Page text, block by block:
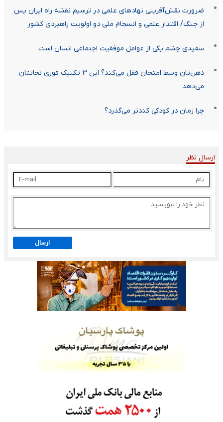
ضرورت نقش‌آفرینی نهادهای علمی در ترسیم نقشه راه ایران پس
از جنگ/ اقتدار علمی و انسجام ملی دو اولویت راهبردی کشور
سفیدی چشم یکی از عوامل موفقیت اجتماعی انسان است
ذهن‌تان وسط امتحان قفل می‌کند؟ این ۳ تکنیک فوری نجاتتان
می‌دهد
چرا زمان در کودکی کندتر می‌گذرد؟
ارسال نظر
ارسال